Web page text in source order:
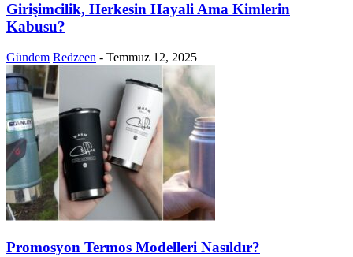
Girişimcilik, Herkesin Hayali Ama Kimlerin
Kabusu?
Gündem Redzeen - Temmuz 12, 2025
Promosyon Termos Modelleri Nasıldır?